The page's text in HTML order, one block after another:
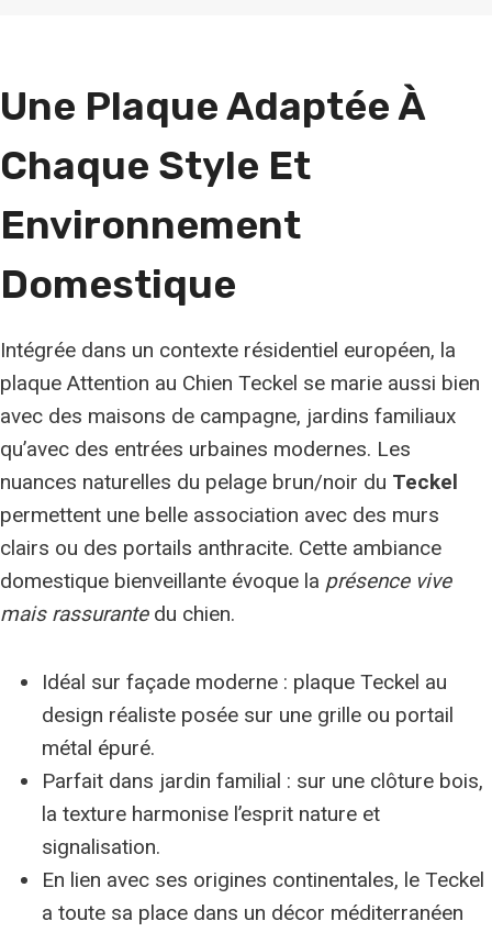
Une Plaque Adaptée À
Chaque Style Et
Environnement
Domestique
Intégrée dans un contexte résidentiel européen, la
plaque Attention au Chien Teckel se marie aussi bien
avec des maisons de campagne, jardins familiaux
qu’avec des entrées urbaines modernes. Les
nuances naturelles du pelage brun/noir du Teckel
permettent une belle association avec des murs
clairs ou des portails anthracite. Cette ambiance
domestique bienveillante évoque la présence vive
mais rassurantedu chien.
Idéal sur façade moderne : plaque Teckel au
design réaliste posée sur une grille ou portail
métal épuré.
Parfait dans jardin familial : sur une clôture bois,
la texture harmonise l’esprit nature et
signalisation.
En lien avec ses origines continentales, le Teckel
a toute sa place dans un décor méditerranéen